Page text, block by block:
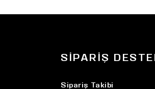
SIPARIŞ
Sipariş Takibi